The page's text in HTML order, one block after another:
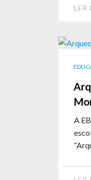
LER
A